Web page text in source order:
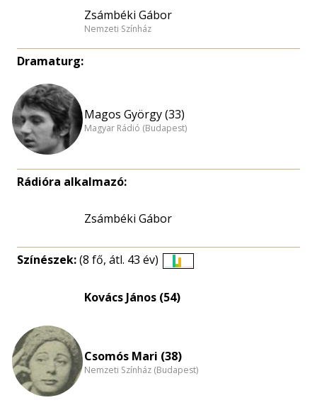
Zsámbéki Gábor
Nemzeti Színház
Dramaturg:
Magos György (33)
Magyar Rádió (Budapest)
Rádióra alkalmazó:
Zsámbéki Gábor
Színészek:(8 fő, átl. 43 év)
eloszlás
Kovács János (54)
Csomós Mari (38)
Nemzeti Színház (Budapest)